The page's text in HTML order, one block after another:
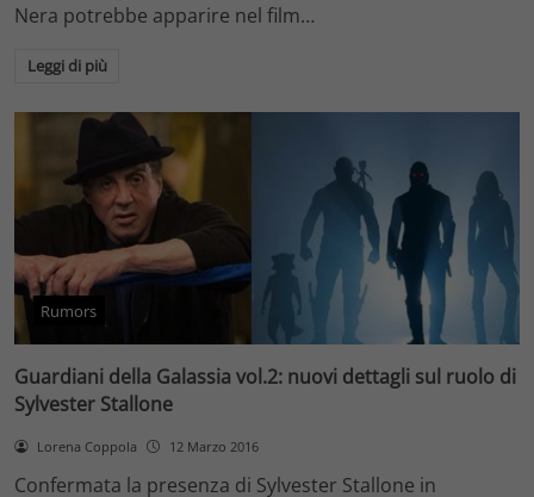
Nera potrebbe apparire nel film…
Leggi di più
Rumors
Guardiani della Galassia vol.2: nuovi dettagli sul ruolo di
Sylvester Stallone
Lorena Coppola 12 Marzo 2016
Confermata la presenza di Sylvester Stallone in